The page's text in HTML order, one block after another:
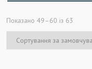
Показано 49–60 із 63